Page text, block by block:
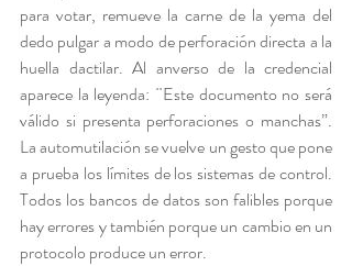
para votar, remueve la carne de la yema del
dedo pulgar a modo de perforación directa a la
huella dactilar. Al anverso de la credencial
aparece la leyenda: ¨Este documento no será
válido si presenta perforaciones o manchas”.
La automutilación se vuelve un gesto que pone
a prueba los límites de los sistemas de control.
Todos los bancos de datos son falibles porque
hay errores y también porque un cambio en un
protocolo produce un error.